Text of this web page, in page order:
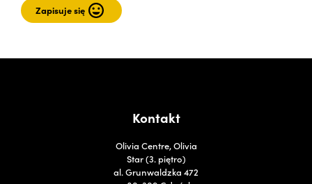
Kontakt
Olivia Centre, Olivia
Star (3. piętro)
al. Grunwaldzka 472